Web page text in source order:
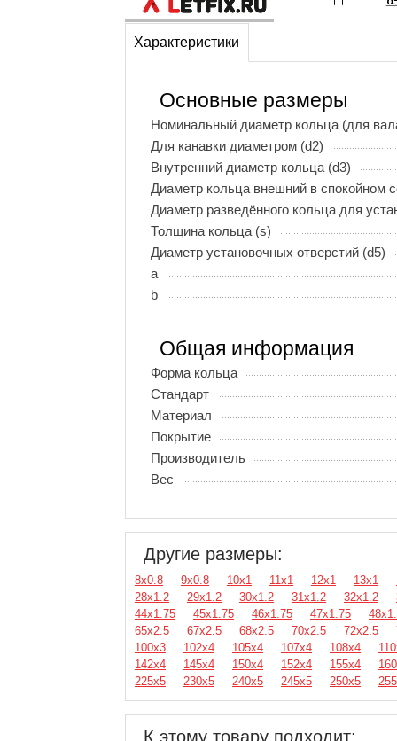
Характеристики
Основные размеры
Номинальный диаметр кольца (для
Для канавки диаметром (d2)
Внутренний диаметр кольца (d3)
Диаметр кольца внешний в спокойном
Диаметр разведённого кольца для
Толщина кольца (s)
Диаметр установочных отверстий (d5)
a
b
Общая информация
Форма кольца
Стандарт
Материал
Покрытие
Производитель
Вес
Другие размеры:
8х0.8 9х0.8 10х1 11х1 12х1 13х1
28х1.2
29х1.2 30х1.2 31х1.2 32х1.2
44х1.75
45х1.75 46х1.75 47х1.75
65х2.5
67х2.5 68х2.5 70х2.5 72х2.5
100х3
102х4 105х4 107х4 108х4
142х4
145х4 150х4 152х4 155х4
225х5
230х5 240х5 245х5 250х5
К этому товару подходит: